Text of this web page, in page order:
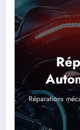
Réparations